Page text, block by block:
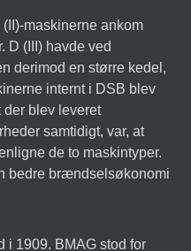
maskinerne ankom
D (III) havde ved
derimod en større kedel,
internt i DSB blev
der blev leveret
samtidigt, var, at
de to maskintyper.
bedre brændselsøkonomi
i 1909. BMAG stod for